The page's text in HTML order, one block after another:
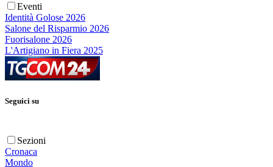
Eventi
Identità Golose 2026
Salone del Risparmio 2026
Fuorisalone 2026
L'Artigiano in Fiera 2025
Seguici su
Sezioni
Cronaca
Mondo